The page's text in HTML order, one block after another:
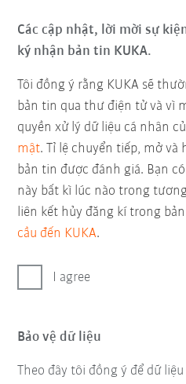
Các cập nhật, lời mời sự
ký nhận bản tin KUKA.
Tôi đồng ý rằng KUKA sẽ
bản tin qua thư điện tử và vì
quyền xử lý dữ liệu cá nhân
mật. Tỉ lệ chuyển tiếp, mở
bản tin được đánh giá. Bạn
này bất kì lúc nào trong
liên kết hủy đăng kí trong
cầu đến KUKA.
I agree
Bảo vệ dữ liệu
Theo đây tôi đồng ý để dữ